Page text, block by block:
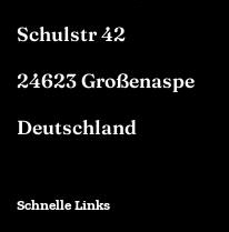
Schulstr 42
24623 Großenaspe
Deutschland
Schnelle Links